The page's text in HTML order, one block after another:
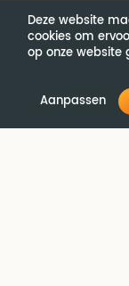
Deze website
cookies om
op onze website
Aanpassen